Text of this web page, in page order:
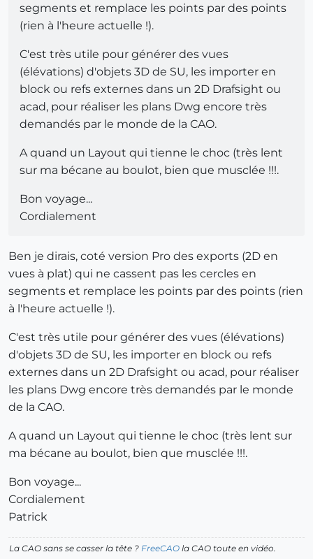
segments et remplace les points par des points
(rien à l'heure actuelle !).
C'est très utile pour générer des vues
(élévations) d'objets 3D de SU, les importer en
block ou refs externes dans un 2D Drafsight ou
acad, pour réaliser les plans Dwg encore très
demandés par le monde de la CAO.
A quand un Layout qui tienne le choc (très lent
sur ma bécane au boulot, bien que musclée !!!.
Bon voyage...
Cordialement
Ben je dirais, coté version Pro des exports (2D en
vues à plat) qui ne cassent pas les cercles en
segments et remplace les points par des points (rien
à l'heure actuelle !).
C'est très utile pour générer des vues (élévations)
d'objets 3D de SU, les importer en block ou refs
externes dans un 2D Drafsight ou acad, pour réaliser
les plans Dwg encore très demandés par le monde
de la CAO.
A quand un Layout qui tienne le choc (très lent sur
ma bécane au boulot, bien que musclée !!!.
Bon voyage...
Cordialement
Patrick
La CAO sans se casser la tête ? FreeCAO la CAO toute en vidéo.